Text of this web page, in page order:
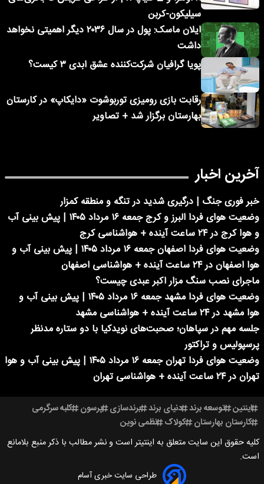
سیلیکون-کربن
ایلان ماسک: پول در سال ۲۰۳۶ دیگر اهمیتی نخواهد
داشت
پویا گرافیان شرکت‌کننده عشق ابدی ۳ کیست؟
رقابت بازی رومیزی توربوشوت «دایکاپ» در کارستان
بهارستان برگزار شد + تصاویر
آخرین اخبار
خبر فوری جنگ | درگیری شدید در تنگه و منطقه کمزار
وضعیت هوای فردا البرز و کرج جمعه ۱۶ مرداد ۱۴۰۵ | پیش بینی آب
و هوا کرج در ۲۴ ساعت آینده + هواشناسی کرج
وضعیت هوای فردا اصفهان جمعه ۱۶ مرداد ۱۴۰۵ | پیش بینی آب و
هوا اصفهان در ۲۴ ساعت آینده + هواشناسی اصفهان
ماجرای نصب سنگ مزار اکبر عبدی چیست؟
وضعیت هوای فردا مشهد جمعه ۱۶ مرداد ۱۴۰۵ | پیش بینی آب و
هوا مشهد در ۲۴ ساعت آینده + هواشناسی مشهد
جلسه مهم در سپاهان؛ صحبت‌های نویدکیا با دو ستاره مدنظر
پرسپولیس و تراکتور
وضعیت هوای فردا تهران جمعه ۱۶ مرداد ۱۴۰۵ | پیش بینی آب و هوا
تهران در ۲۴ ساعت آینده + هواشناسی تهران
اینتین توسعه برند دنیای برند برندسازی پرسون کلبه سرگرمی
کارستان بهارستان کولاک نظمی نوین
کلیه حقوق این سایت متعلق به اینتیتر است و نشر مطالب با ذکر منبع بلامانع
است.
طراحی سایت خبری آسام